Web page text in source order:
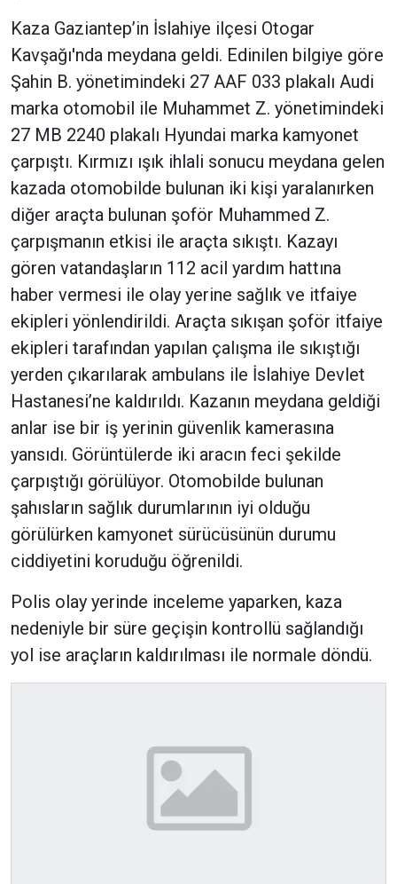
Kaza Gaziantep’in İslahiye ilçesi Otogar
Kavşağı'nda meydana geldi. Edinilen bilgiye göre
Şahin B. yönetimindeki 27 AAF 033 plakalı Audi
marka otomobil ile Muhammet Z. yönetimindeki
27 MB 2240 plakalı Hyundai marka kamyonet
çarpıştı. Kırmızı ışık ihlali sonucu meydana gelen
kazada otomobilde bulunan iki kişi yaralanırken
diğer araçta bulunan şoför Muhammed Z.
çarpışmanın etkisi ile araçta sıkıştı. Kazayı
gören vatandaşların 112 acil yardım hattına
haber vermesi ile olay yerine sağlık ve itfaiye
ekipleri yönlendirildi. Araçta sıkışan şoför itfaiye
ekipleri tarafından yapılan çalışma ile sıkıştığı
yerden çıkarılarak ambulans ile İslahiye Devlet
Hastanesi’ne kaldırıldı. Kazanın meydana geldiği
anlar ise bir iş yerinin güvenlik kamerasına
yansıdı. Görüntülerde iki aracın feci şekilde
çarpıştığı görülüyor. Otomobilde bulunan
şahısların sağlık durumlarının iyi olduğu
görülürken kamyonet sürücüsünün durumu
ciddiyetini koruduğu öğrenildi.
Polis olay yerinde inceleme yaparken, kaza
nedeniyle bir süre geçişin kontrollü sağlandığı
yol ise araçların kaldırılması ile normale döndü.